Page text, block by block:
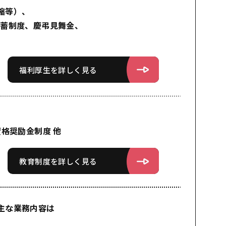
）、
制度、慶弔見舞金、
福利厚生を詳しく見る
奨励金制度 他
教育制度を詳しく見る
な業務内容は